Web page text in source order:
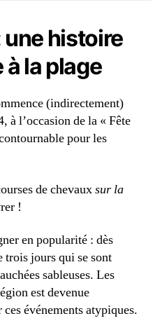
une histoire
la plage
(indirectement)
à l’occasion de la « Fête
pour les
de chevauxsur la
!
en popularité : dès
trois jours qui se sont
sableuses. Les
est devenue
événements atypiques.